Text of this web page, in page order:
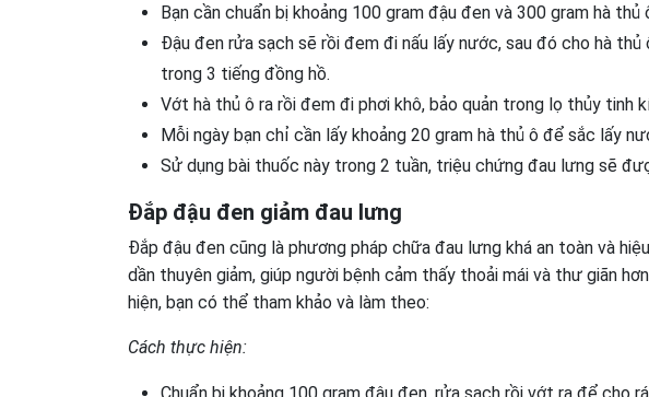
Bạn cần chuẩn bị khoảng 100 gram đậu đen và 300 gram hà thủ
Đậu đen rửa sạch sẽ rồi đem đi nấu lấy nước, sau đó cho hà
trong 3 tiếng đồng hồ.
Vớt hà thủ ô ra rồi đem đi phơi khô, bảo quản trong lọ thủy tinh
Mỗi ngày bạn chỉ cần lấy khoảng 20 gram hà thủ ô để sắc lấy
Sử dụng bài thuốc này trong 2 tuần, triệu chứng đau lưng sẽ
Đắp đậu đen giảm đau lưng
Đắp đậu đen cũng là phương pháp chữa đau lưng khá an toàn và
dần thuyên giảm, giúp người bệnh cảm thấy thoải mái và thư giãn
hiện, bạn có thể tham khảo và làm theo:
Cách thực hiện: